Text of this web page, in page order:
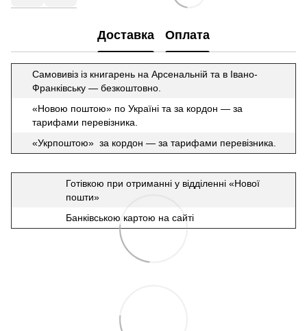
Доставка Оплата
Самовивіз із книгарень на Арсенальній та в Івано-
Франківську — безкоштовно.
«Новою поштою» по Україні та за кордон — за
тарифами перевізника.
«Укрпоштою» за кордон — за тарифами перевізника.
Готівкою при отриманні у відділенні «Нової
пошти»
Банківською картою на сайті